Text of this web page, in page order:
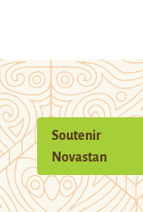
Soutenir
Novastan